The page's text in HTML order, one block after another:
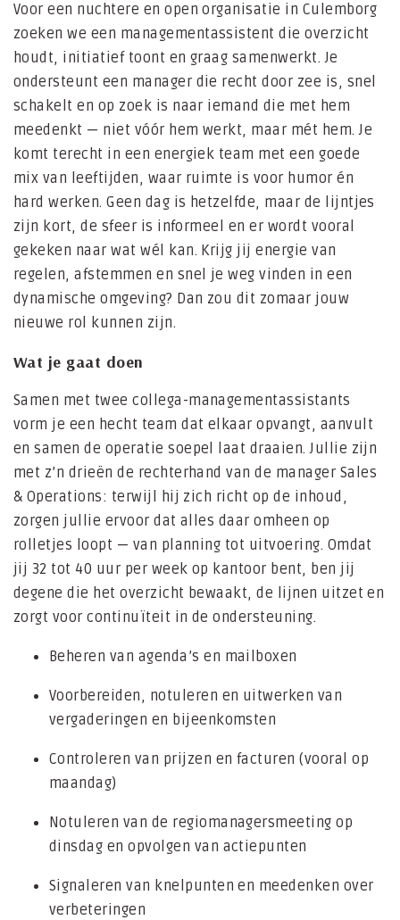
Voor een nuchtere en open organisatie in Culemborg
zoeken we een managementassistent die overzicht
houdt, initiatief toont en graag samenwerkt. Je
ondersteunt een manager die recht door zee is, snel
schakelt en op zoek is naar iemand die met hem
meedenkt — niet vóór hem werkt, maar mét hem. Je
komt terecht in een energiek team met een goede
mix van leeftijden, waar ruimte is voor humor én
hard werken. Geen dag is hetzelfde, maar de lijntjes
zijn kort, de sfeer is informeel en er wordt vooral
gekeken naar wat wél kan. Krijg jij energie van
regelen, afstemmen en snel je weg vinden in een
dynamische omgeving? Dan zou dit zomaar jouw
nieuwe rol kunnen zijn.
Wat je gaat doen
Samen met twee collega-managementassistants
vorm je een hecht team dat elkaar opvangt, aanvult
en samen de operatie soepel laat draaien. Jullie zijn
met z’n drieën de rechterhand van de manager Sales
& Operations: terwijl hij zich richt op de inhoud,
zorgen jullie ervoor dat alles daar omheen op
rolletjes loopt — van planning tot uitvoering. Omdat
jij 32 tot 40 uur per week op kantoor bent, ben jij
degene die het overzicht bewaakt, de lijnen uitzet en
zorgt voor continuïteit in de ondersteuning.
Beheren van agenda’s en mailboxen
Voorbereiden, notuleren en uitwerken van
vergaderingen en bijeenkomsten
Controleren van prijzen en facturen (vooral op
maandag)
Notuleren van de regiomanagersmeeting op
dinsdag en opvolgen van actiepunten
Signaleren van knelpunten en meedenken over
verbeteringen